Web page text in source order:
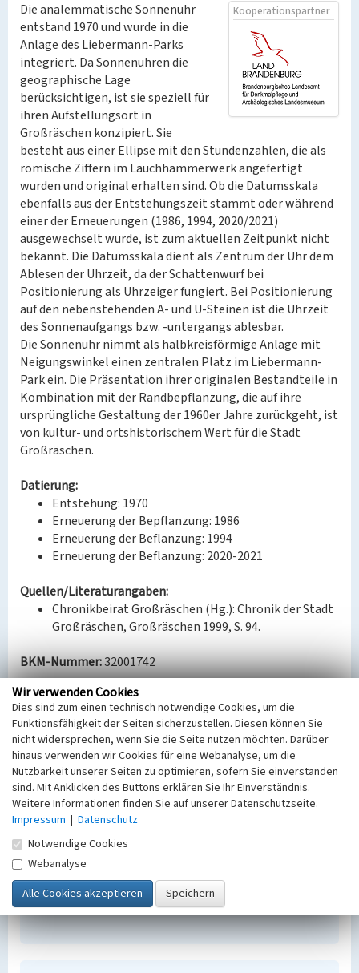
Kooperationspartner
Die analemmatische Sonnenuhr
entstand 1970 und wurde in die
Anlage des Liebermann-Parks
integriert. Da Sonnenuhren die
geographische Lage
berücksichtigen, ist sie speziell für
ihren Aufstellungsort in
Großräschen konzipiert. Sie
besteht aus einer Ellipse mit den Stundenzahlen, die als
römische Ziffern im Lauchhammerwerk angefertigt
wurden und original erhalten sind. Ob die Datumsskala
ebenfalls aus der Entstehungszeit stammt oder während
einer der Erneuerungen (1986, 1994, 2020/2021)
ausgewechselt wurde, ist zum aktuellen Zeitpunkt nicht
bekannt. Die Datumsskala dient als Zentrum der Uhr dem
Ablesen der Uhrzeit, da der Schattenwurf bei
Positionierung als Uhrzeiger fungiert. Bei Positionierung
auf den nebenstehenden A- und U-Steinen ist die Uhrzeit
des Sonnenaufgangs bzw. -untergangs ablesbar.
Die Sonnenuhr nimmt als halbkreisförmige Anlage mit
Neigungswinkel einen zentralen Platz im Liebermann-
Park ein. Die Präsentation ihrer originalen Bestandteile in
Kombination mit der Randbepflanzung, die auf ihre
ursprüngliche Gestaltung der 1960er Jahre zurückgeht, ist
von kultur- und ortshistorischem Wert für die Stadt
Großräschen.
Datierung:
Entstehung: 1970
Erneuerung der Bepflanzung: 1986
Erneuerung der Beflanzung: 1994
Erneuerung der Beflanzung: 2020-2021
Quellen/Literaturangaben:
Chronikbeirat Großräschen (Hg.): Chronik der Stadt
Großräschen, Großräschen 1999, S. 94.
BKM-Nummer:32001742
(Erfassungsprojekt Lausitz, BLDAM 2023)
Analemmatische Sonnenuhr
Schlagwörter
Ort
Großräschen
Fachsicht(en)
Denkmalpflege
Erfassungsmaßstab
Keine Angabe
Erfassungsmethode
Übernahme aus externer Fachdatenbank
Wir verwenden Cookies
Dies sind zum einen technisch notwendige Cookies, um die
Funktionsfähigkeit der Seiten sicherzustellen. Diesen können Sie
nicht widersprechen, wenn Sie die Seite nutzen möchten. Darüber
hinaus verwenden wir Cookies für eine Webanalyse, um die
Nutzbarkeit unserer Seiten zu optimieren, sofern Sie einverstanden
sind. Mit Anklicken des Buttons erklären Sie Ihr Einverständnis.
Weitere Informationen finden Sie auf unserer Datenschutzseite.
Impressum | Datenschutz
Notwendige Cookies
Webanalyse